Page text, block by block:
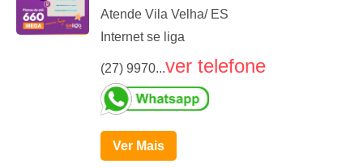
Atende Vila Velha/ ES
Internet se liga
(27) 9970...ver telefone
Ver Mais